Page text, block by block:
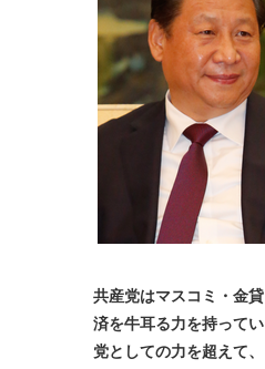
共産党はマスコミ・金
済を牛耳る力を持って
党としての力を超えて